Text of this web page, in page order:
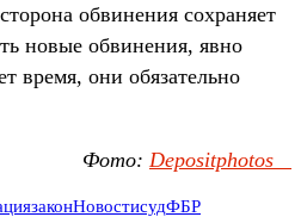
обвинения сохраняет
новые обвинения, явно
время, они обязательно
Фото: Depositphotos
законНовостисудФБР